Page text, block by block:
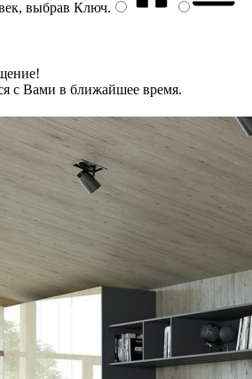
выбрав Ключ.
с Вами в ближайшее время.